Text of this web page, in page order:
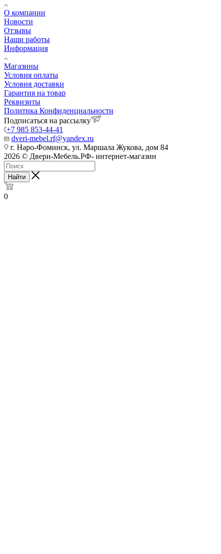
О компании
Новости
Отзывы
Наши работы
Информация
Магазины
Условия оплаты
Условия доставки
Гарантия на товар
Реквизиты
Политика Конфиденциальности
Подписаться на рассылку
+7 985 853-44-41
dveri-mebel.rf@yandex.ru
г. Наро-Фоминск, ул. Маршала Жукова, дом 84
2026 © Двери-Мебель.РФ- интернет-магазин
Найти
0